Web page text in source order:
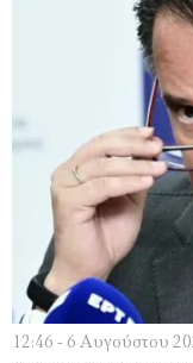
12:46 - 6 Αυγούστου